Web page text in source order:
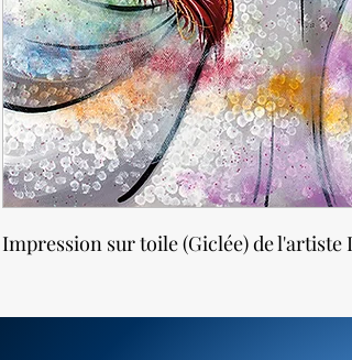
Impression sur toile (Giclée) de l'artiste